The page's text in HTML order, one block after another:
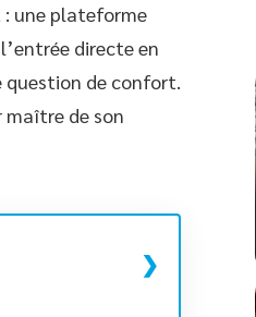
: une plateforme
directe en
question de confort.
maître de son